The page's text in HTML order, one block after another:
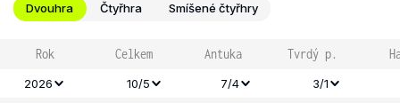
Dvouhra Čtyřhra Smíšené čtyřhry
Rok Celkem Antuka Tvrdý p.
2026 10/5 7/4
3/1